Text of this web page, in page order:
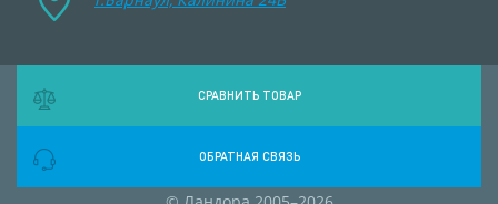
СРАВНИТЬ ТОВАР
ОБРАТНАЯ СВЯЗЬ